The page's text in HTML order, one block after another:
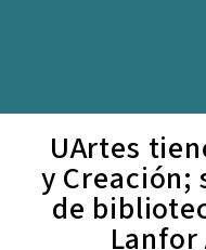
UArtes
y Creación;
de